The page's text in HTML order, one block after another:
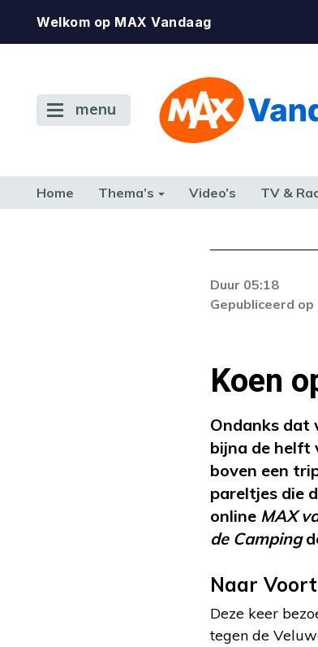
Welkom op MAX Vandaag
menu
Home Thema’s Video’s TV &
Duur 05:18
Gepubliceerd op
Koen
Ondanks dat
bijna de helft
boven een
pareltjes die
online MAX
de Camping
Naar
Deze keer
tegen de